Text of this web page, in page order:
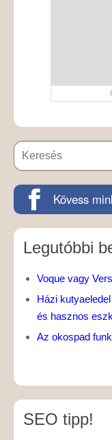
Kövess
Legutóbbi
Voque vagy
Házi
és hasznos
Az okospad
SEO tipp!